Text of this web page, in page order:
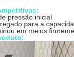
pressão inicial
para a
em meios